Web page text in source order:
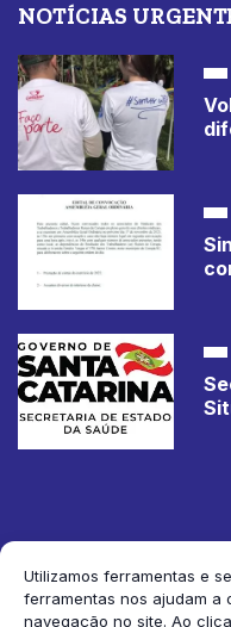
Utilizamos ferramentas e
ferramentas nos ajudam a
navegação no site. Ao
NOTÍCIAS
2026 Jornal de